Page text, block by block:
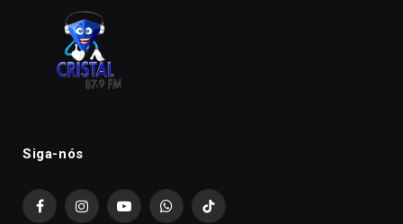
Siga-nós
FacebookInstagramYouTubeWhatsAppTikTok